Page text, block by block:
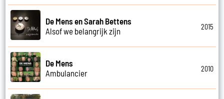
De Mens en Sarah Bettens
Alsof we belangrijk zijn
2015
De Mens
Ambulancier
2010